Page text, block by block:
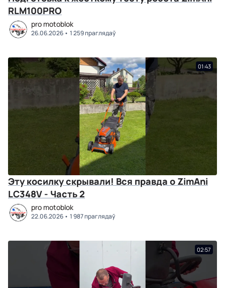
RLM100PRO
pro motoblok
26.06.2026 1 259 праглядаў
01:43
Эту косилку скрывали! Вся правда о ZimAni
LC348V - Часть 2
pro motoblok
22.06.2026 1 987 праглядаў
02:57